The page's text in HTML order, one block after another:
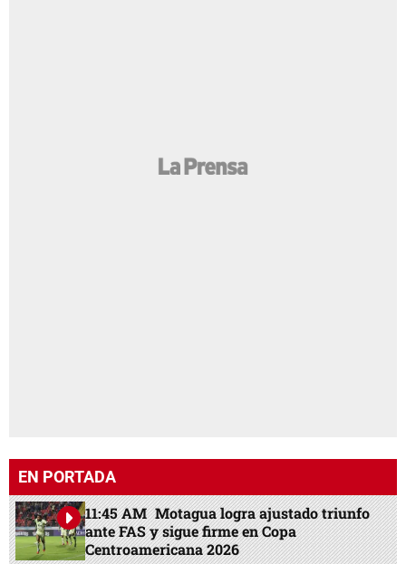
EN PORTADA
11:45 AM Motagua logra ajustado triunfo
ante FAS y sigue firme en Copa
Centroamericana 2026